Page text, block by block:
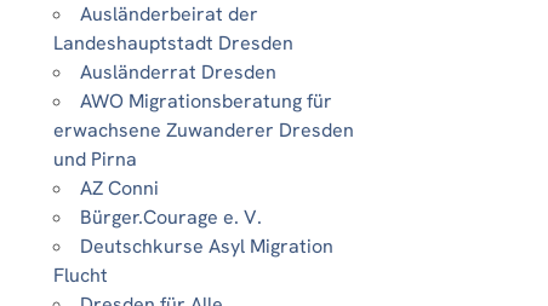
Ausländerbeirat der
Landeshauptstadt Dresden
Ausländerrat Dresden
AWO Migrationsberatung für
erwachsene Zuwanderer Dresden
und Pirna
AZ Conni
Bürger.Courage e. V.
Deutschkurse Asyl Migration
Flucht